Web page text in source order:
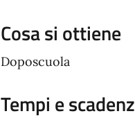
Cosa si ottiene
Doposcuola
Tempi e